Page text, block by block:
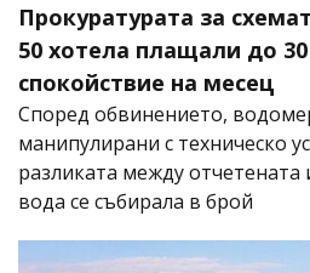
Прокуратурата за
50 хотела плащали до
спокойствие на месец
Според обвинението,
манипулирани с техническо
разликата между отчетената
вода се събирала в брой